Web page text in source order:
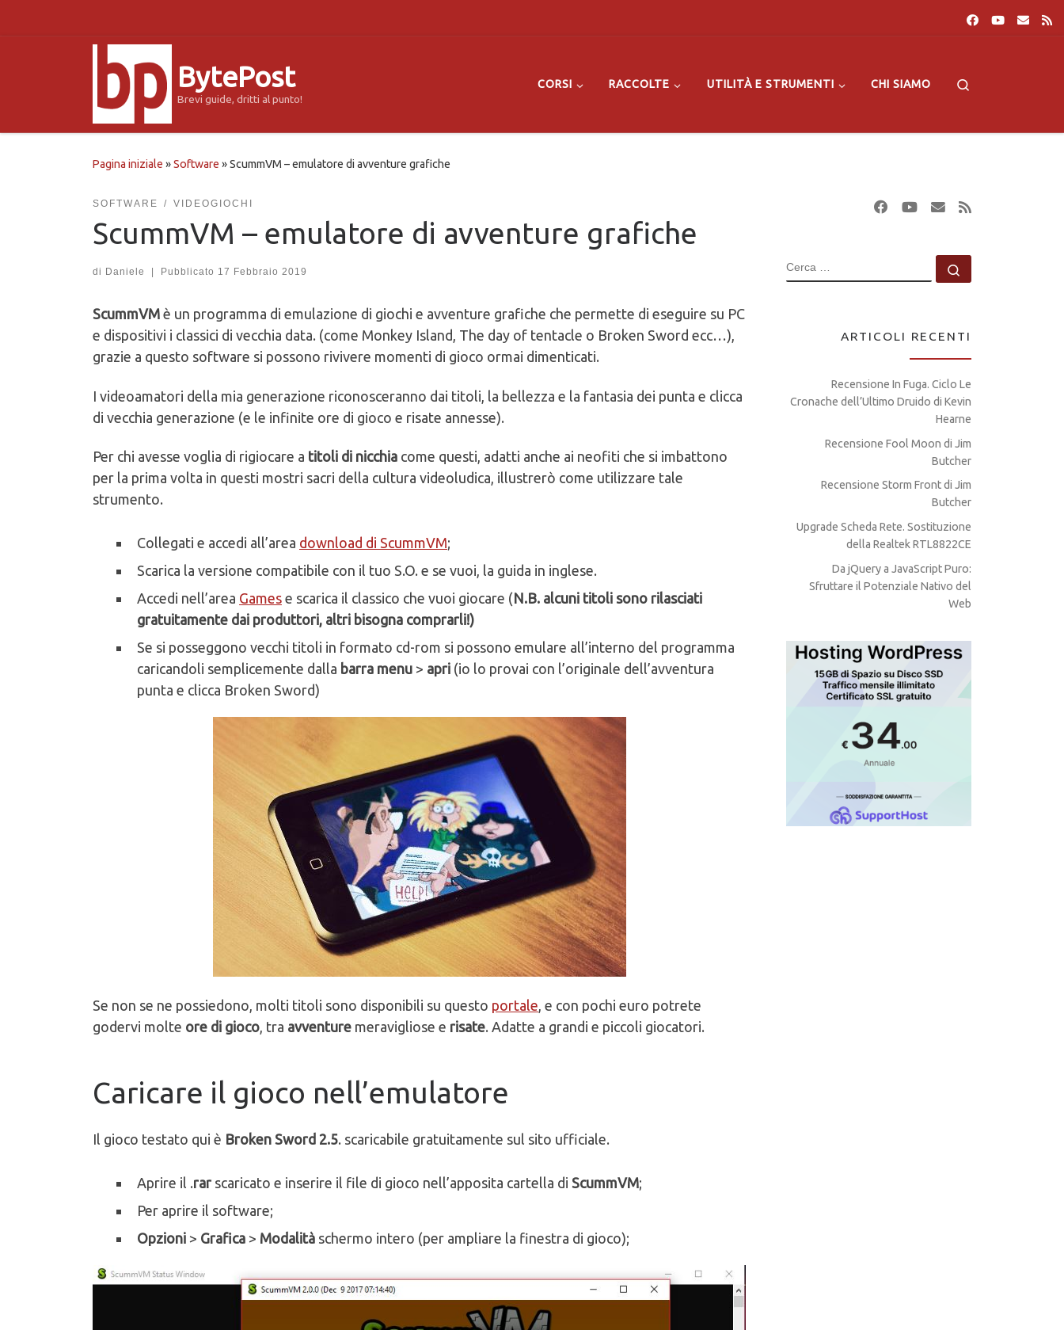
BytePost
Brevi guide, dritti al punto!
CORSI RACCOLTE UTILITÀ E STRUMENTI CHI SIAMO
Pagina iniziale »Software »ScummVM – emulatore di avventure grafiche
SOFTWARE VIDEOGIOCHI
ScummVM – emulatore di avventure grafiche
di Daniele Pubblicato 17 Febbraio 2019
ScummVM è un programma di emulazione di giochi e avventure grafiche che permette di eseguire su PC
e dispositivi i classici di vecchia data. (come Monkey Island, The day of tentacle o Broken Sword ecc…),
grazie a questo software si possono rivivere momenti di gioco ormai dimenticati.
I videoamatori della mia generazione riconosceranno dai titoli, la bellezza e la fantasia dei punta e clicca
di vecchia generazione (e le infinite ore di gioco e risate annesse).
Per chi avesse voglia di rigiocare a titoli di nicchia come questi, adatti anche ai neofiti che si imbattono
per la prima volta in questi mostri sacri della cultura videoludica, illustrerò come utilizzare tale
strumento.
Collegati e accedi all’area download di ScummVM;
Scarica la versione compatibile con il tuo S.O. e se vuoi, la guida in inglese.
Accedi nell’area Games e scarica il classico che vuoi giocare (N.B. alcuni titoli sono rilasciati
gratuitamente dai produttori, altri bisogna comprarli!)
Se si posseggono vecchi titoli in formato cd-rom si possono emulare all’interno del programma
caricandoli semplicemente dalla barra menu > apri (io lo provai con l’originale dell’avventura
punta e clicca Broken Sword)
Se non se ne possiedono, molti titoli sono disponibili su questo portale , e con pochi euro potrete
godervi molte ore di gioco , tra avventure meravigliose e risate. Adatte a grandi e piccoli giocatori.
Caricare il gioco nell’emulatore
Il gioco testato qui è Broken Sword 2.5. scaricabile gratuitamente sul sito ufficiale.
Aprire il .rar scaricato e inserire il file di gioco nell’apposita cartella di ScummVM;
Per aprire il software;
Opzioni > Grafica > Modalità schermo intero (per ampliare la finestra di gioco);
CERCA
ARTICOLI RECENTI
Recensione In Fuga. Ciclo Le
Cronache dell’Ultimo Druido di Kevin
Hearne
Recensione Fool Moon di Jim
Butcher
Recensione Storm Front di Jim
Butcher
Upgrade Scheda Rete. Sostituzione
della Realtek RTL8822CE
Da jQuery a JavaScript Puro:
Sfruttare il Potenziale Nativo del
Web